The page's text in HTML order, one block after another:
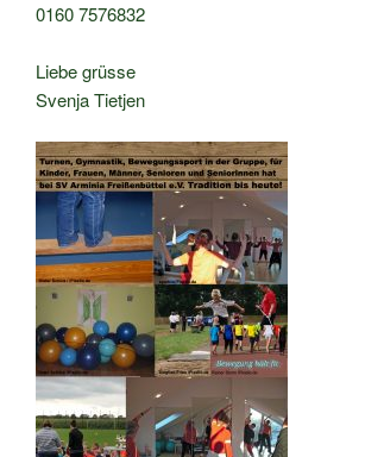
0160 7576832
Liebe grüsse
Svenja Tietjen